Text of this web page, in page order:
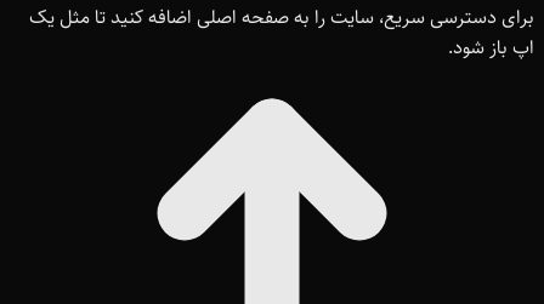
برای دسترسی سریع، سایت را به صفحه اصلی اضافه کنید تا مثل یک
اپ باز شود.